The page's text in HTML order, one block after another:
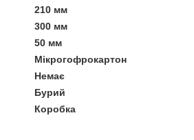
210 мм
300 мм
50 мм
Мікрогофрокартон
Немає
Бурий
Коробка